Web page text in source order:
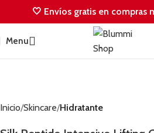
🤍 Envíos gratis en compras
Menu
Inicio Skincare Hidratante